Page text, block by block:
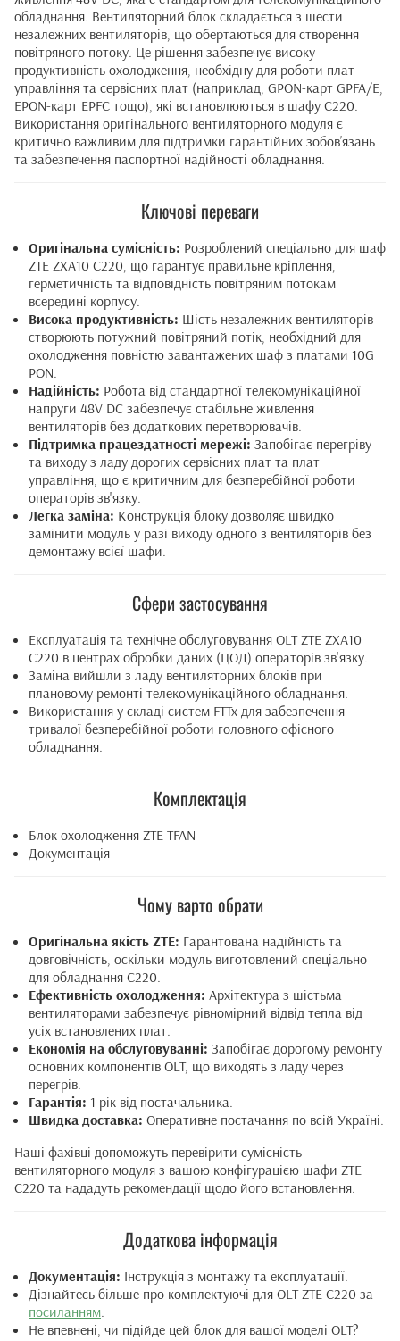
обладнання. Вентиляторний блок складається з шести
незалежних вентиляторів, що обертаються для створення
повітряного потоку. Це рішення забезпечує високу
продуктивність охолодження, необхідну для роботи плат
управління та сервісних плат (наприклад, GPON-карт GPFA/E,
EPON-карт EPFC тощо), які встановлюються в шафу C220.
Використання оригінального вентиляторного модуля є
критично важливим для підтримки гарантійних зобов’язань
та забезпечення паспортної надійності обладнання.
Ключові переваги
Оригінальна сумісність: Розроблений спеціально для шаф
ZTE ZXA10 C220, що гарантує правильне кріплення,
герметичність та відповідність повітряним потокам
всередині корпусу.
Висока продуктивність: Шість незалежних вентиляторів
створюють потужний повітряний потік, необхідний для
охолодження повністю завантажених шаф з платами 10G
PON.
Надійність: Робота від стандартної телекомунікаційної
напруги 48V DC забезпечує стабільне живлення
вентиляторів без додаткових перетворювачів.
Підтримка працездатності мережі: Запобігає перегріву
та виходу з ладу дорогих сервісних плат та плат
управління, що є критичним для безперебійної роботи
операторів зв'язку.
Легка заміна: Конструкція блоку дозволяє швидко
замінити модуль у разі виходу одного з вентиляторів без
демонтажу всієї шафи.
Сфери застосування
Експлуатація та технічне обслуговування OLT ZTE ZXA10
C220 в центрах обробки даних (ЦОД) операторів зв'язку.
Заміна вийшли з ладу вентиляторних блоків при
плановому ремонті телекомунікаційного обладнання.
Використання у складі систем FTTx для забезпечення
тривалої безперебійної роботи головного офісного
обладнання.
Комплектація
Блок охолодження ZTE TFAN
Документація
Чому варто обрати
Оригінальна якість ZTE: Гарантована надійність та
довговічність, оскільки модуль виготовлений спеціально
для обладнання C220.
Ефективність охолодження: Архітектура з шістьма
вентиляторами забезпечує рівномірний відвід тепла від
усіх встановлених плат.
Економія на обслуговуванні: Запобігає дорогому ремонту
основних компонентів OLT, що виходять з ладу через
перегрів.
Гарантія: 1 рік від постачальника.
Швидка доставка: Оперативне постачання по всій Україні.
Наші фахівці допоможуть перевірити сумісність
вентиляторного модуля з вашою конфігурацією шафи ZTE
C220 та нададуть рекомендації щодо його встановлення.
Додаткова інформація
Документація: Інструкція з монтажу та експлуатації.
Дізнайтесь більше про комплектуючі для OLT ZTE C220 за
посиланням
Не впевнені, чи підійде цей блок для вашої моделі OLT?